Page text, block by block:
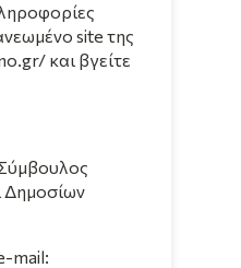
site της
και βγείτε
Δημοσίων
mail: